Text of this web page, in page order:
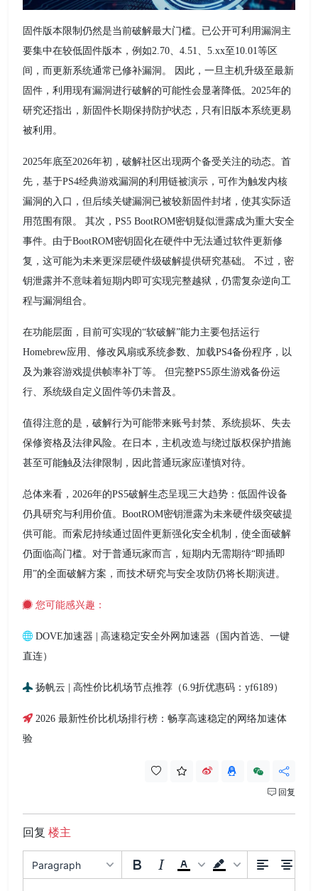
固件版本限制仍然是当前破解最大门槛。已公开可利用漏洞主
要集中在较低固件版本，例如2.70、4.51、5.xx至10.01等区
间，而更新系统通常已修补漏洞。 因此，一旦主机升级至最新
固件，利用现有漏洞进行破解的可能性会显著降低。2025年的
研究还指出，新固件长期保持防护状态，只有旧版本系统更易
被利用。
2025年底至2026年初，破解社区出现两个备受关注的动态。首
先，基于PS4经典游戏漏洞的利用链被演示，可作为触发内核
漏洞的入口，但后续关键漏洞已被较新固件封堵，使其实际适
用范围有限。 其次，PS5 BootROM密钥疑似泄露成为重大安全
事件。由于BootROM密钥固化在硬件中无法通过软件更新修
复，这可能为未来更深层硬件级破解提供研究基础。 不过，密
钥泄露并不意味着短期内即可实现完整越狱，仍需复杂逆向工
程与漏洞组合。
在功能层面，目前可实现的“软破解”能力主要包括运行
Homebrew应用、修改风扇或系统参数、加载PS4备份程序，以
及为兼容游戏提供帧率补丁等。 但完整PS5原生游戏备份运
行、系统级自定义固件等仍未普及。
值得注意的是，破解行为可能带来账号封禁、系统损坏、失去
保修资格及法律风险。在日本，主机改造与绕过版权保护措施
甚至可能触及法律限制，因此普通玩家应谨慎对待。
总体来看，2026年的PS5破解生态呈现三大趋势：低固件设备
仍具研究与利用价值。BootROM密钥泄露为未来硬件级突破提
供可能。而索尼持续通过固件更新强化安全机制，使全面破解
仍面临高门槛。对于普通玩家而言，短期内无需期待“即插即
用”的全面破解方案，而技术研究与安全攻防仍将长期演进。
您可能感兴趣：
DOVE加速器 | 高速稳定安全外网加速器（国内首选、一键
直连）
扬帆云 | 高性价比机场节点推荐（6.9折优惠码：yf6189）
2026 最新性价比机场排行榜：畅享高速稳定的网络加速体
验
回复
回复 楼主
Paragraph